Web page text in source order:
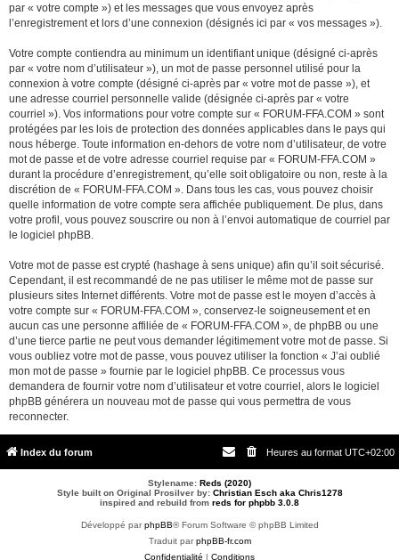
par « votre compte ») et les messages que vous envoyez après
l’enregistrement et lors d’une connexion (désignés ici par « vos messages »).
Votre compte contiendra au minimum un identifiant unique (désigné ci-après
par « votre nom d’utilisateur »), un mot de passe personnel utilisé pour la
connexion à votre compte (désigné ci-après par « votre mot de passe »), et
une adresse courriel personnelle valide (désignée ci-après par « votre
courriel »). Vos informations pour votre compte sur « FORUM-FFA.COM » sont
protégées par les lois de protection des données applicables dans le pays qui
nous héberge. Toute information en-dehors de votre nom d’utilisateur, de votre
mot de passe et de votre adresse courriel requise par « FORUM-FFA.COM »
durant la procédure d’enregistrement, qu’elle soit obligatoire ou non, reste à la
discrétion de « FORUM-FFA.COM ». Dans tous les cas, vous pouvez choisir
quelle information de votre compte sera affichée publiquement. De plus, dans
votre profil, vous pouvez souscrire ou non à l’envoi automatique de courriel par
le logiciel phpBB.
Votre mot de passe est crypté (hashage à sens unique) afin qu’il soit sécurisé.
Cependant, il est recommandé de ne pas utiliser le même mot de passe sur
plusieurs sites Internet différents. Votre mot de passe est le moyen d’accès à
votre compte sur « FORUM-FFA.COM », conservez-le soigneusement et en
aucun cas une personne affiliée de « FORUM-FFA.COM », de phpBB ou une
d’une tierce partie ne peut vous demander légitimement votre mot de passe. Si
vous oubliez votre mot de passe, vous pouvez utiliser la fonction « J’ai oublié
mon mot de passe » fournie par le logiciel phpBB. Ce processus vous
demandera de fournir votre nom d’utilisateur et votre courriel, alors le logiciel
phpBB générera un nouveau mot de passe qui vous permettra de vous
reconnecter.
Index du forum Heures au format UTC+02:00
Stylename: Reds (2020)
Style built on Original Prosilver by: Christian Esch aka Chris1278
inspired and rebuild from reds for phpbb 3.0.8
Développé parphpBB® Forum Software © phpBB Limited
Traduit parphpBB-fr.com
Confidentialité | Conditions